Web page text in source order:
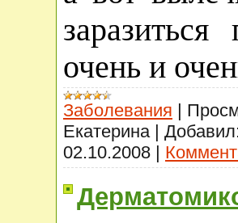
очень и
Заболевания |
Екатерина |
02.10.2008 |